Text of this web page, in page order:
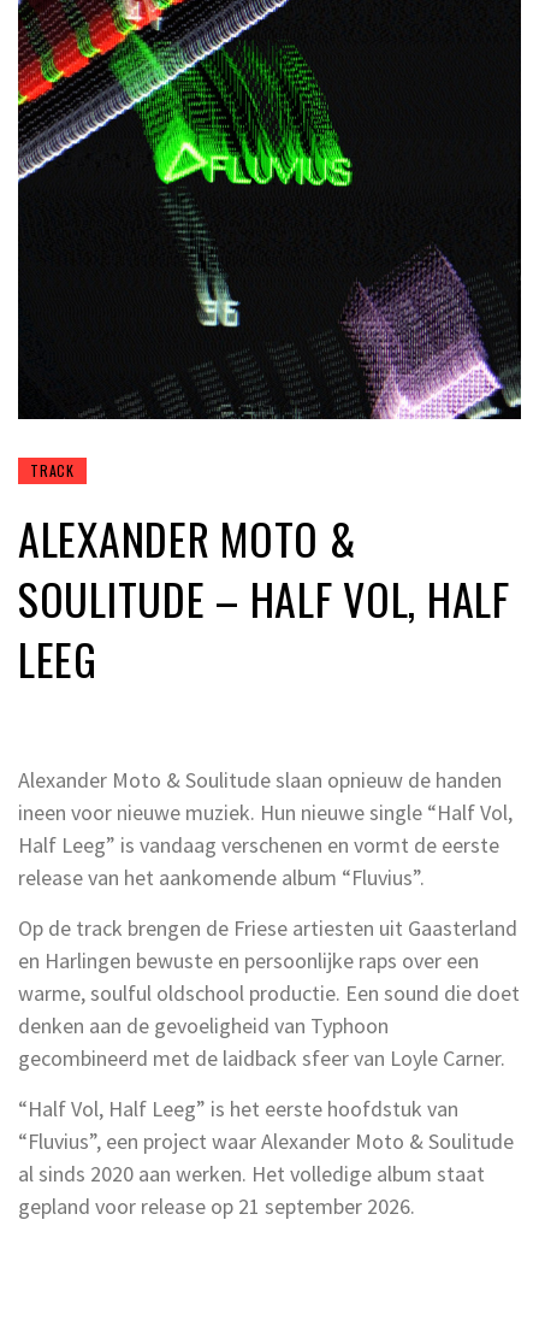
TRACK
ALEXANDER MOTO &
SOULITUDE – HALF VOL, HALF
LEEG
Alexander Moto & Soulitude slaan opnieuw de handen
ineen voor nieuwe muziek. Hun nieuwe single “Half Vol,
Half Leeg” is vandaag verschenen en vormt de eerste
release van het aankomende album “Fluvius”.
Op de track brengen de Friese artiesten uit Gaasterland
en Harlingen bewuste en persoonlijke raps over een
warme, soulful oldschool productie. Een sound die doet
denken aan de gevoeligheid van Typhoon
gecombineerd met de laidback sfeer van Loyle Carner.
“Half Vol, Half Leeg” is het eerste hoofdstuk van
“Fluvius”, een project waar Alexander Moto & Soulitude
al sinds 2020 aan werken. Het volledige album staat
gepland voor release op 21 september 2026.